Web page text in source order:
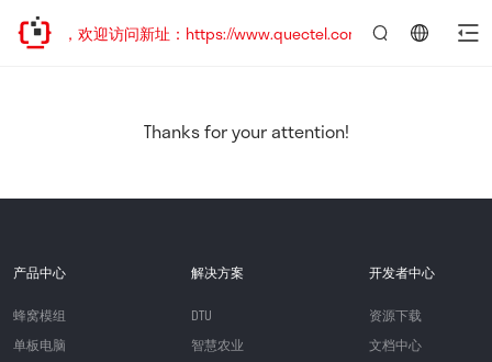
已迁移，欢迎访问新址：https://www.quectel.com.cn
Thanks for your attention!
产品中心
蜂窝模组
单板电脑
解决方案
DTU
智慧农业
开发者中心
资源下载
文档中心